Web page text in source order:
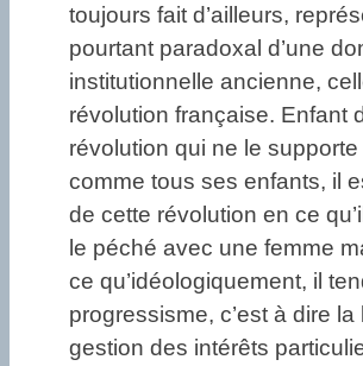
toujours fait d’ailleurs,
pourtant paradoxal d’une
institutionnelle ancienne,
révolution française. Enfant
révolution qui ne le supporte
comme tous ses enfants, il
de cette révolution en ce
le péché avec une femme
ce qu’idéologiquement, il
progressisme, c’est à dire la
gestion des intérêts